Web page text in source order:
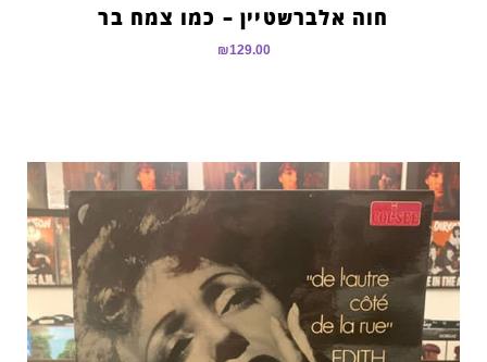
חוה אלברשטיין – כמו צמח בר
₪129.00